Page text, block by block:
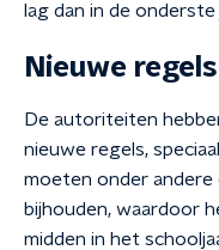
lag dan in de onderste
Nieuwe regels
De autoriteiten
nieuwe regels,
moeten onder
bijhouden, waardoor
midden in het